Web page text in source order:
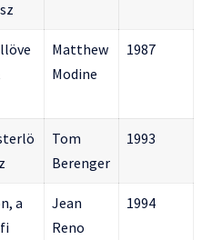
Matthew
Modine
1987
Tom
Berenger
1993
a
Jean
Reno
1994